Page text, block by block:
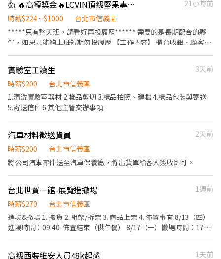
點，歡迎主動洽詢，我們都可以為您協調排班，讓您在最熟悉、最
方便的地方工作。 🌟 工作亮點：傳遞幸福與正能量 自主報班制：上
正的「工作自由」。 新手友善機制：擔心體力不支？沒關係！新人
可先報名 1～2 小時嘗試看看，確認適應後再開始長期排班。 天天
有場次：週一至週日每天都有場次可報名，雙北多點任您挑選，想
賺錢、想運動隨時都有機會。 邊賺錢邊健身：適合愛活動、想瘦身
我：只要您覺得可愛，跳舞、揮手、搞怪、拍照互動都大受歡迎。
📋 招募說明 合作模式：歡迎短期體驗、長期穩定合作。 新手試作：
初次報班請註明「新人」，可先安排 1～2 小時體驗。 適合對象：
性格開朗、喜歡小孩、體力耐力佳者。 全台皆有團隊：桃城義演團
服務範圍涵蓋全台灣。除了北北基桃，中彰雲嘉南、高屏亦有據
點，歡迎各地夥伴加入或介紹朋友！
地點：臺北市松山區敦化北路158號 時間：17:00～22:30 活動二💎
時間：8月每週六日 地點：台北 101 時間：12:00~21:00 活動三💎
時間：8/24 地點：台北 101 時間：12:00~20:00（預期） ⚠️若確認
報名成功後當天開天窗者，即黑名單3個月 【審核資料】 1.1張本人
👍 🔥高額獎金🔥LOVIN頂級堅果專櫃銷售員
21小時前
時薪$224 ~ $1000
台北市信義區
*****只有整天班，請看好再投履歷****** 需要的是長期配合的夥
伴，如果只能夠上班短期勿投履歷 【工作內容】 櫃台收銀、顧客接
（日薪制）： 11.5小時 2584元 12小時 2748元 12.5小時 2912元 享
高額獎金！表現佳者日薪高達10000元 ⸻ 【工作時間】 北車 整
天班：9:30-22:00 中山誠品：週日至週四10:30-22:00 / 週五週六
10:30-22:30 松菸誠品：10:30-22:00 信義A8 : 10:30-22:00 ⸻
互動，樂於分享產品 積極主動、具備銷售熱情 對高額獎金有熱情者
尤佳！ 長期工作者為主，短期勿試，謝謝理解。 ⸻ 【面試資
https://www.lovin.tw/ Instagram：
https://www.instagram.com/lovin.520/ Facebook：
https://www.facebook.com/share/168oUCHwrP/?
實驗室工讀生
3天前
時薪$200
台北市信義區
1.清洗實驗室器材 2.樣品剪切 3.樣品拍照、建檔 4.樣品包裝與寄送
5.寄送信件 6.其他主管交辦事項
汽車材料徵送貨員
2天前
時薪$200
台北市信義區
將公司汽車零件送至汽車保養廠，將出貨單給客人簽收即可。
台北世貿一館-展覽進撤場
1週前
時薪$270
台北市信義區
進場&撤場 1. 搬貨 2. 組架/拆架 3. 商品上架 4. 佈置事宜 8/13（四）
進場時間：09:40-佈置結束（供午餐） 8/17（一）撤場時間：17-
高級西裝維安人員48k起💰 1天前